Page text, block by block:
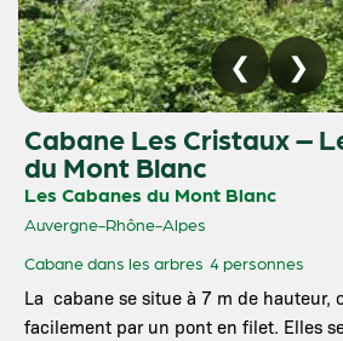
Cabane Les Cristaux –
du Mont Blanc
Les Cabanes du Mont Blanc
Auvergne-Rhône-Alpes
Cabane dans les arbres 4 personnes
La cabane se situe à 7 m de hauteur,
facilement par un pont en filet. Elles